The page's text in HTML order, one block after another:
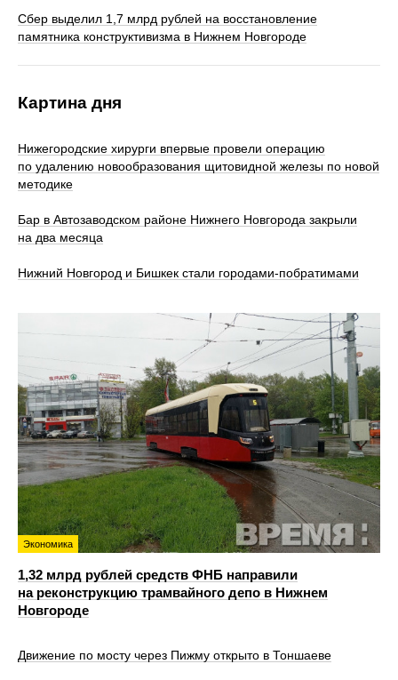
Сбер выделил 1,7 млрд рублей на восстановление
памятника конструктивизма в Нижнем Новгороде
Картина дня
Нижегородские хирурги впервые провели операцию
по удалению новообразования щитовидной железы по новой
методике
Бар в Автозаводском районе Нижнего Новгорода закрыли
на два месяца
Нижний Новгород и Бишкек стали городами-побратимами
Экономика
1,32 млрд рублей средств ФНБ направили
на реконструкцию трамвайного депо в Нижнем
Новгороде
Движение по мосту через Пижму открыто в Тоншаеве